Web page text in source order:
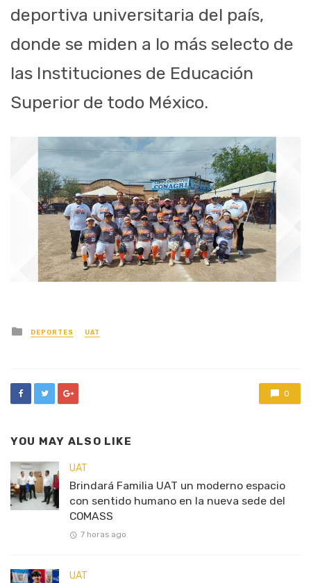
deportiva universitaria del país,
donde se miden a lo más selecto de
las Instituciones de Educación
Superior de todo México.
Posted
in
DEPORTES UAT
0
YOU MAY ALSO LIKE
UAT
Brindará Familia UAT un moderno espacio
con sentido humano en la nueva sede del
COMASS
7 horas ago
UAT